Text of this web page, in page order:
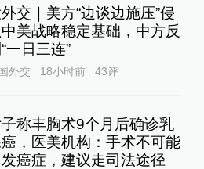
交｜美方“边谈边施压”侵
美战略稳定基础，中方反
一日三连”
外交 18小时前 43评
称丰胸术9个月后确诊乳
癌，医美机构：手术不可能
癌症，建议走司法途径